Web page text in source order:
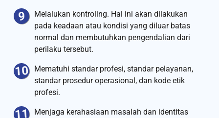
Melalukan kontroling. Hal ini akan dilakukan
pada keadaan atau kondisi yang diluar batas
normal dan membutuhkan pengendalian dari
perilaku tersebut.
Mematuhi standar profesi, standar pelayanan,
standar prosedur operasional, dan kode etik
profesi.
Menjaga kerahasiaan masalah dan identitas